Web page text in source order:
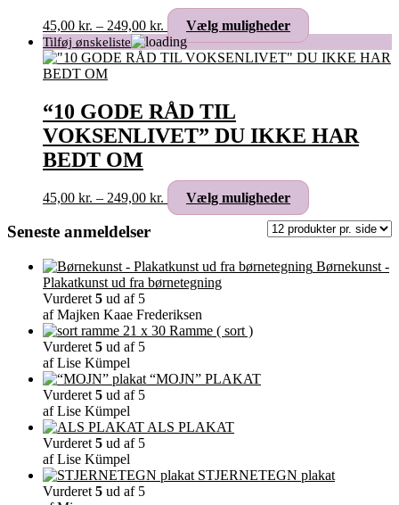
45,00 kr. – 249,00 kr. Prisinterval:
45,00 kr.
til
Vælg muligheder
har
vælges
“10 GODE RÅD TIL
VOKSENLIVET” DU IKKE HAR
BEDT OM
45,00 kr. – 249,00 kr. Prisinterval:
45,00 kr.
Vælg muligheder
vare
har
varianter.
Mulighederne
Seneste anmeldelser
Børnekunst -
Plakatkunst ud fra børnetegning
Vurderet 5 ud af 5
af Majken Kaae Frederiksen
Ramme ( sort )
Vurderet 5 ud af 5
af Lise Kümpel
“MOJN” PLAKAT
Vurderet 5 ud af 5
af Lise Kümpel
ALS PLAKAT
Vurderet 5 ud af 5
af Lise Kümpel
STJERNETEGN plakat
Vurderet 5 ud af 5